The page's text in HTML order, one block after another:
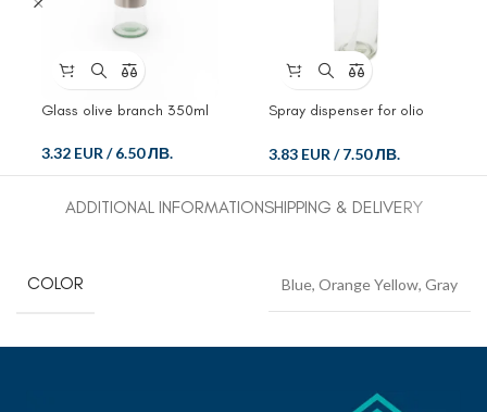
Glass olive branch 350ml
3.32 EUR /6.50 ЛВ.
Spray dispenser for olio
3.83 EUR /7.50 ЛВ.
ADDITIONAL INFORMATIONSHIPPING & DELIVERY
COLOR Blue, Orange Yellow, Gray